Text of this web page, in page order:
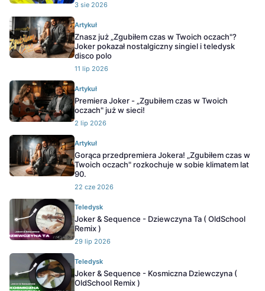
3 sie 2026
Artykuł
Znasz już „Zgubiłem czas w Twoich oczach"?
Joker pokazał nostalgiczny singiel i teledysk
disco polo
11 lip 2026
Artykuł
Premiera Joker - „Zgubiłem czas w Twoich
oczach" już w sieci!
2 lip 2026
Artykuł
Gorąca przedpremiera Jokera! „Zgubiłem czas w
Twoich oczach" rozkochuje w sobie klimatem lat
90.
22 cze 2026
Teledysk
Joker & Sequence - Dziewczyna Ta ( OldSchool
Remix )
29 lip 2026
Teledysk
Joker & Sequence - Kosmiczna Dziewczyna (
OldSchool Remix )